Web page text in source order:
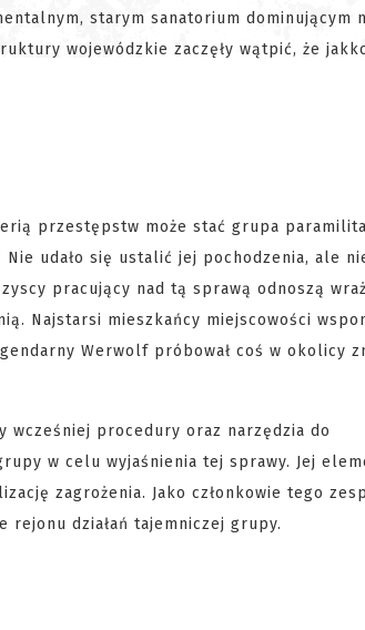
starym sanatorium dominującym
wojewódzkie zaczęły wątpić, że
przestępstw może stać grupa
udało się ustalić jej pochodzenia, ale
pracujący nad tą sprawą odnoszą
Najstarsi mieszkańcy miejscowości
Werwolf próbował coś w okolicy
wcześniej procedury oraz narzędzia do
w celu wyjaśnienia tej sprawy. Jej
zagrożenia. Jako członkowie tego
działań tajemniczej grupy.